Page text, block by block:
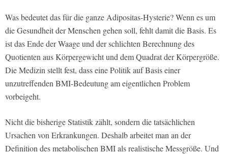
Was bedeutet das für die ganze Adipositas-Hysterie? Wenn es um
die Gesundheit der Menschen gehen soll, fehlt damit die Basis. Es
ist das Ende der Waage und der schlichten Berechnung des
Quotienten aus Körpergewicht und dem Quadrat der Körpergröße.
Die Medizin stellt fest, dass eine Politik auf Basis einer
unzutreffenden BMI-Bedeutung am eigentlichen Problem
vorbeigeht.
Nicht die bisherige Statistik zählt, sondern die tatsächlichen
Ursachen von Erkrankungen. Deshalb arbeitet man an der
Definition des metabolischen BMI als realistische Messgröße. Und